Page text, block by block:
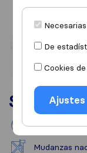
Servicios
Mudanzas
Mudanzas
De
Cookies
Ajustes